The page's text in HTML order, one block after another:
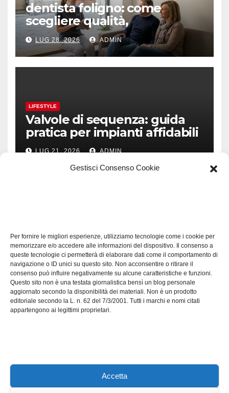
Gestisci Consenso Cookie
Per fornire le migliori esperienze, utilizziamo tecnologie come i cookie per
memorizzare e/o accedere alle informazioni del dispositivo. Il consenso a
queste tecnologie ci permetterà di elaborare dati come il comportamento di
navigazione o ID unici su questo sito. Non acconsentire o ritirare il
consenso può influire negativamente su alcune caratteristiche e funzioni.
Questo sito non è una testata giornalistica bensì un blog personale
aggiornato secondo la disponibilità dei materiali. Non è un prodotto
editoriale secondo la L. n. 62 del 7/3/2001. Tutti i marchi e nomi citati
appartengono ai legittimi proprietari.
Accetta
dentista foligno: come
scegliere qualità,
prevenzione e fiducia
LUG 28, 2026 ADMIN
LIFESTYLE
Valvole di sequenza: guida
pratica per impianti affidabili
LUG 21, 2026 ADMIN
Software manutenzioni:
guida pratica alla scelta
efficace
LUG 17, 2026 ADMIN
Axeleroacademy.it